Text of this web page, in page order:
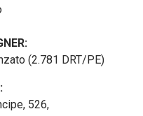
(2.781 DRT/PE)
526,